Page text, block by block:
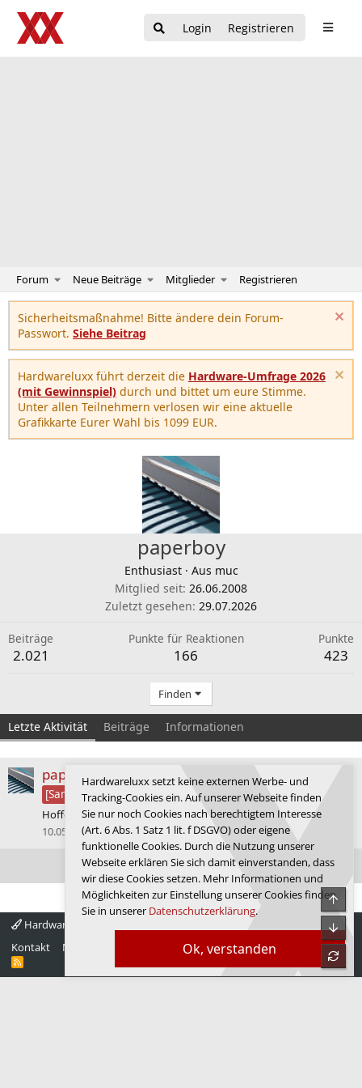
Login Registrieren
Forum Neue Beiträge Mitglieder Registrieren
Sicherheitsmaßnahme! Bitte ändere dein Forum-
Passwort. Siehe Beitrag
Hardwareluxx führt derzeit die Hardware-Umfrage 2026
(mit Gewinnspiel) durch und bittet um eure Stimme.
Unter allen Teilnehmern verlosen wir eine aktuelle
Grafikkarte Eurer Wahl bis 1099 EUR.
paperboy
Enthusiast · Aus muc
Mitglied seit 26.06.2008
Zuletzt gesehen 29.07.2026
Beiträge
2.021
Punkte für Reaktionen
166
Punkte
423
Finden
Letzte Aktivität Beiträge Informationen
paperboy antwortete auf das Thema
[Sammelthread] Diablo IV.
Hoffe ich auch, ist ja 2 wochen full time job das ding zu leveln.
10.05.2026
Ältere Aktivitäten anzeigen
Hardwareluxx 4.0
Kontakt
Nutzungsbedingungen Datenschutz Hilfe Startseite
R
Ok, verstanden
Hardwareluxx setzt keine externen Werbe- und
Tracking-Cookies ein. Auf unserer Webseite finden
Sie nur noch Cookies nach berechtigtem Interesse
(Art. 6 Abs. 1 Satz 1 lit. f DSGVO) oder eigene
funktionelle Cookies. Durch die Nutzung unserer
Webseite erklären Sie sich damit einverstanden, dass
wir diese Cookies setzen. Mehr Informationen und
Möglichkeiten zur Einstellung unserer Cookies finden
Sie in unserer Datenschutzerklärung.